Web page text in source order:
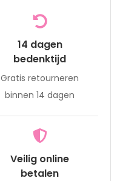
14 dagen
bedenktijd
Gratis retourneren
binnen 14 dagen
Veilig online
betalen